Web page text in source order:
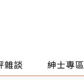
雜談 紳士專區